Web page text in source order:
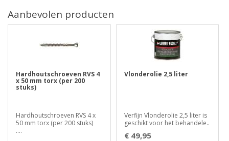
Aanbevolen producten
Hardhoutschroeven RVS 4
x 50 mm torx (per 200
stuks)
Hardhoutschroeven RVS 4 x
50 mm torx (per 200 stuks)
....
Vlonderolie 2,5 liter
Verfijn Vlonderolie 2,5 liter is
geschikt voor het behandele..
€ 49,95